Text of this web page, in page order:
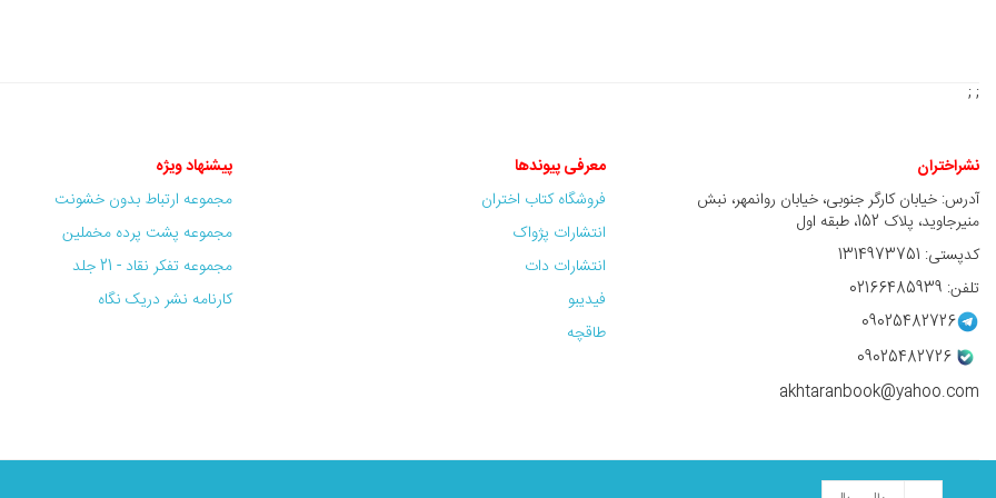
; ;
نشراختران
آدرس: خیابان کارگر جنوبی، خیابان روانمهر، نبش
منیرجاوید، پلاک 152، طبقه اول
کدپستی: 1314973751
تلفن: 02166485939
09025482726
09025482726
akhtaranbook@yahoo.com
معرفی پیوندها
فروشگاه کتاب اختران
انتشارات پژواک
انتشارات دات
فیدیبو
طاقچه
پیشنهاد ویژه
مجموعه ارتباط بدون خشونت
مجموعه پشت پرده مخملین
مجموعه تفکر نقاد - 21 جلد
کارنامه نشر دریک نگاه